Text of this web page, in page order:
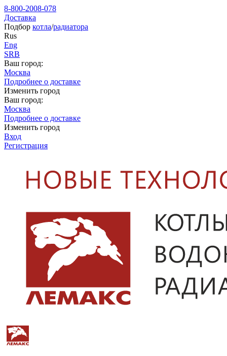
8-800-2008-078
Доставка
Подбор котла/радиатора
Rus
Eng
SRB
Ваш город:
Москва
Подробнее о доставке
Изменить город
Ваш город:
Москва
Подробнее о доставке
Изменить город
Вход
Регистрация